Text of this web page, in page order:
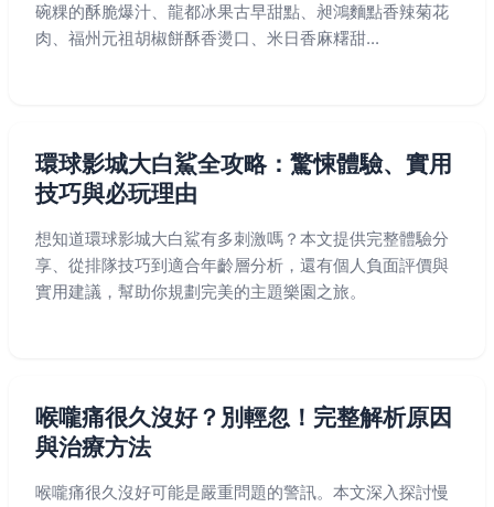
碗粿的酥脆爆汁、龍都冰果古早甜點、昶鴻麵點香辣菊花
肉、福州元祖胡椒餅酥香燙口、米日香麻糬甜...
環球影城大白鯊全攻略：驚悚體驗、實用
技巧與必玩理由
想知道環球影城大白鯊有多刺激嗎？本文提供完整體驗分
享、從排隊技巧到適合年齡層分析，還有個人負面評價與
實用建議，幫助你規劃完美的主題樂園之旅。
喉嚨痛很久沒好？別輕忽！完整解析原因
與治療方法
喉嚨痛很久沒好可能是嚴重問題的警訊。本文深入探討慢